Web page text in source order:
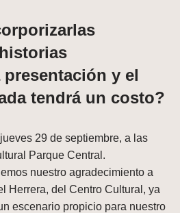
y el
tendrá un costo?
29 de septiembre, a las
Parque Central.
nuestro agradecimiento a
Herrera, del Centro Cultural, ya
escenario propicio para nuestro